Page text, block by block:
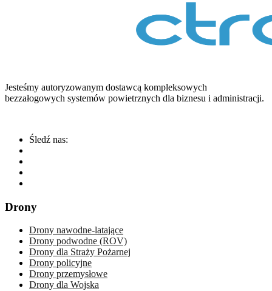
Jesteśmy autoryzowanym dostawcą kompleksowych
bezzałogowych systemów powietrznych dla biznesu i administracji.
Śledź nas:
Drony
Drony nawodne-latające
Drony podwodne (ROV)
Drony dla Straży Pożarnej
Drony policyjne
Drony przemysłowe
Drony dla Wojska